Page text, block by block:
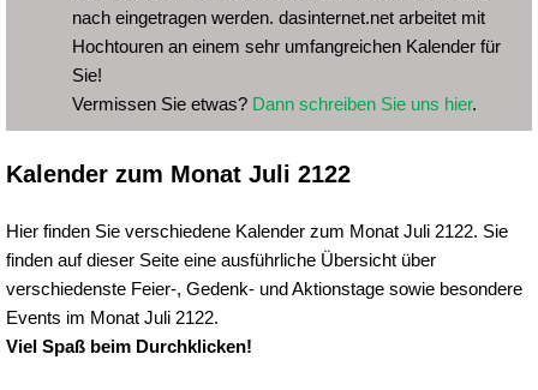
nach eingetragen werden. dasinternet.net arbeitet mit
Hochtouren an einem sehr umfangreichen Kalender für
Sie!
Vermissen Sie etwas? Dann schreiben Sie uns hier.
Kalender zum Monat Juli 2122
Hier finden Sie verschiedene Kalender zum Monat Juli 2122. Sie
finden auf dieser Seite eine ausführliche Übersicht über
verschiedenste Feier-, Gedenk- und Aktionstage sowie besondere
Events im Monat Juli 2122.
Viel Spaß beim Durchklicken!